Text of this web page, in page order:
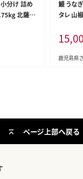
分け 詰め
北薩農
つま町 送料
の子 パッ
メ---stm-k
鰻 うな
タレ 山
く)》鹿
ナギ 蒲
お取り
鹿児島県
ページ上部へ戻る